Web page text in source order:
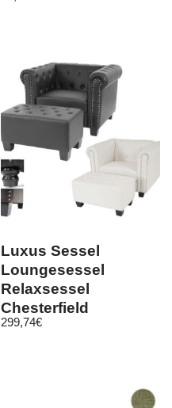
Luxus Sessel
Loungesessel
Relaxsessel
Chesterfield
Kunstleder
299,74€